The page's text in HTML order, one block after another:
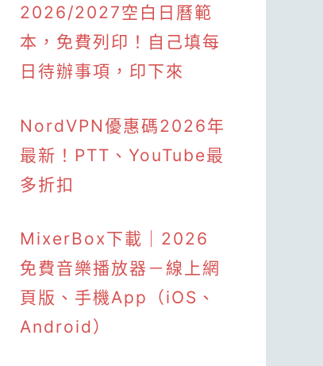
2026/2027空白日曆範
本，免費列印！自己填每
日待辦事項，印下來
NordVPN優惠碼2026年
最新！PTT、YouTube最
多折扣
MixerBox下載｜2026
免費音樂播放器－線上網
頁版、手機App（iOS、
Android）